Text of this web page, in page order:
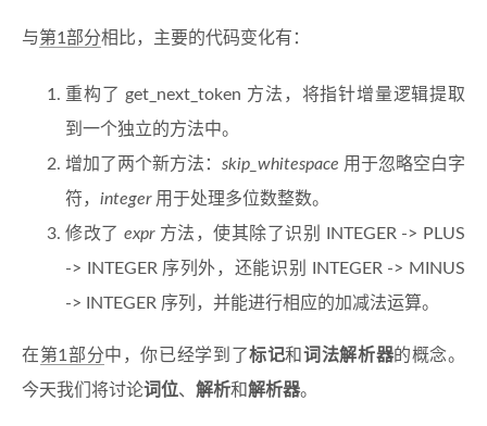
与第1部分相比，主要的代码变化有：
重构了 get_next_token 方法，将指针增量逻辑提取
到一个独立的方法中。
增加了两个新方法： skip_whitespace 用于忽略空白字
符， integer用于处理多位数整数。
修改了expr方法，使其除了识别 INTEGER -> PLUS
-> INTEGER 序列外，还能识别 INTEGER -> MINUS
-> INTEGER 序列，并能进行相应的加减法运算。
在第1部分中，你已经学到了标记和 词法解析器的概念。
今天我们将讨论词位、 解析和解析器。